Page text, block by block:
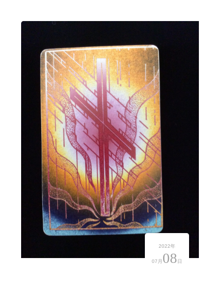
2022年
07月 08 日